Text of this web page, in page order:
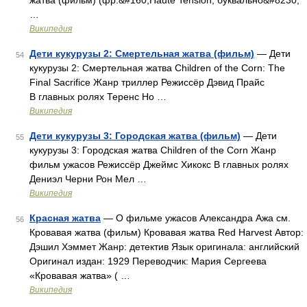
Википедия
54 Дети кукурузы 2: Смертельная жатва (фильм) — Дети
кукурузы 2: Смертельная жатва Children of the Corn: The
Final Sacrifice Жанр триллер Режиссёр Дэвид Прайс
В главных ролях Теренс Но …
Википедия
55 Дети кукурузы 3: Городская жатва (фильм) — Дети
кукурузы 3: Городская жатва Children of the Corn Жанр
фильм ужасов Режиссёр Джеймс Хикокс В главных ролях
Дениэл Черни Рон Мел …
Википедия
56 Красная жатва — О фильме ужасов Александра Ажа см.
Кровавая жатва (фильм) Кровавая жатва Red Harvest Автор:
Дэшил Хэммет Жанр: детектив Язык оригинала: английский
Оригинал издан: 1929 Переводчик: Мария Сергеева
«Кровавая жатва» ( …
Википедия